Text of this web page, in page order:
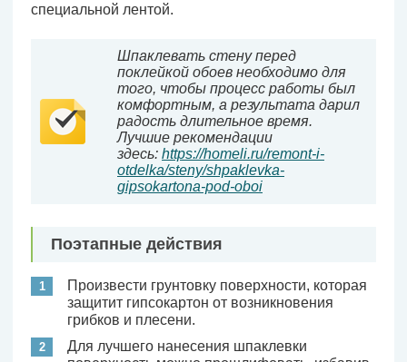
специальной лентой.
Шпаклевать стену перед
поклейкой обоев необходимо для
того, чтобы процесс работы был
комфортным, а результата дарил
радость длительное время.
Лучшие рекомендации
здесь: https://homeli.ru/remont-i-
otdelka/steny/shpaklevka-
gipsokartona-pod-oboi
Поэтапные действия
Произвести грунтовку поверхности, которая
защитит гипсокартон от возникновения
грибков и плесени.
Для лучшего нанесения шпаклевки